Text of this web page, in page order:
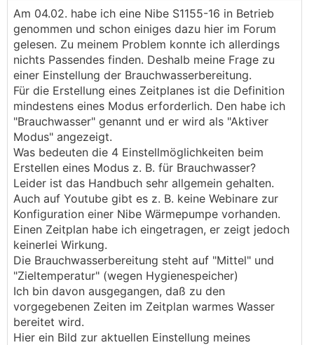
Am 04.02. habe ich eine Nibe S1155-16 in Betrieb
genommen und schon einiges dazu hier im Forum
gelesen. Zu meinem Problem konnte ich allerdings
nichts Passendes finden. Deshalb meine Frage zu
einer Einstellung der Brauchwasserbereitung.
Für die Erstellung eines Zeitplanes ist die Definition
mindestens eines Modus erforderlich. Den habe ich
"Brauchwasser" genannt und er wird als "Aktiver
Modus" angezeigt.
Was bedeuten die 4 Einstellmöglichkeiten beim
Erstellen eines Modus z. B. für Brauchwasser?
Leider ist das Handbuch sehr allgemein gehalten.
Auch auf Youtube gibt es z. B. keine Webinare zur
Konfiguration einer Nibe Wärmepumpe vorhanden.
Einen Zeitplan habe ich eingetragen, er zeigt jedoch
keinerlei Wirkung.
Die Brauchwasserbereitung steht auf "Mittel" und
"Zieltemperatur" (wegen Hygienespeicher)
Ich bin davon ausgegangen, daß zu den
vorgegebenen Zeiten im Zeitplan warmes Wasser
bereitet wird.
Hier ein Bild zur aktuellen Einstellung meines